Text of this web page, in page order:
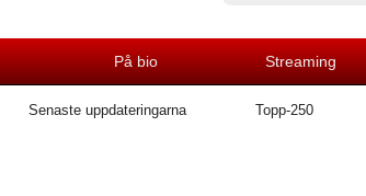
På bio Streaming
Senaste uppdateringarna Topp-250